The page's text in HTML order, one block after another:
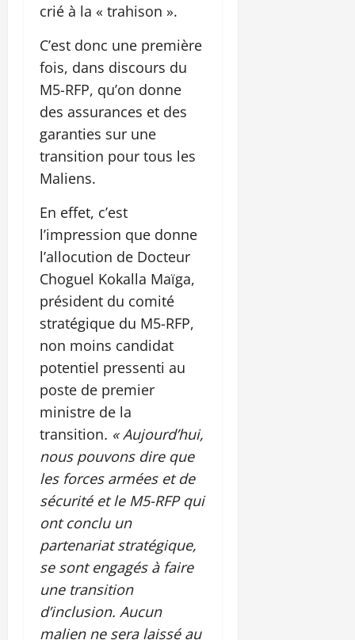
crié à la « trahison ».
C’est donc une première
fois, dans discours du
M5-RFP, qu’on donne
des assurances et des
garanties sur une
transition pour tous les
Maliens.
En effet, c’est
l’impression que donne
l’allocution de Docteur
Choguel Kokalla Maïga,
président du comité
stratégique du M5-RFP,
non moins candidat
potentiel pressenti au
poste de premier
ministre de la
transition. « Aujourd’hui,
nous pouvons dire que
les forces armées et de
sécurité et le M5-RFP qui
ont conclu un
partenariat stratégique,
se sont engagés à faire
une transition
d’inclusion. Aucun
malien ne sera laissé au